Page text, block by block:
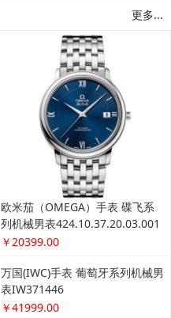
更多...
欧米茄（OMEGA）手表 碟飞系
列机械男表424.10.37.20.03.001
￥20399.00